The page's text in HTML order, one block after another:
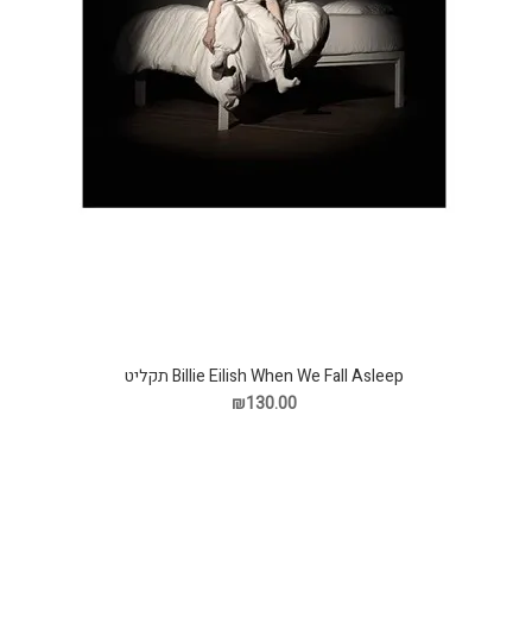
Billie Eilish When We Fall Asleep תקליט
₪130.00